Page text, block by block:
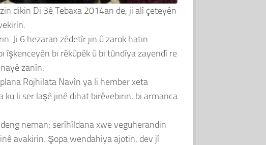
dikin Di 3ê Tebaxa 2014an de, ji alî çeteyên
Ji 6 hezaran zêdetîr jin û zarok hatin
îşkenceyên bi rêkûpêk û bi tûndîya zayendî re
zanîn.
Rojhilata Navîn ya li hember xeta
ku li ser laşê jinê dihat birêvebirin, bi armanca
neman; serîhîldana xwe veguherandin
avakirin. Şopa wendahiya ajotin, dev jî